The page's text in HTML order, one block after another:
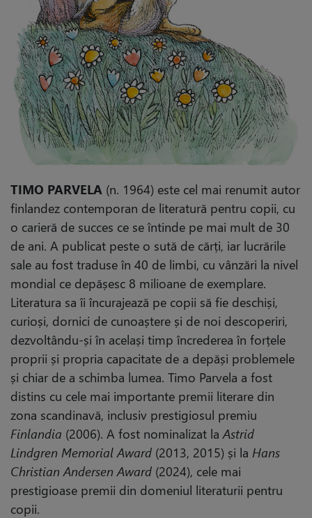
TIMO PARVELA (n. 1964) este cel mai renumit autor
finlandez contemporan de literatură pentru copii, cu
o carieră de succes ce se întinde pe mai mult de 30
de ani. A publicat peste o sută de cărți, iar lucrările
sale au fost traduse în 40 de limbi, cu vânzări la nivel
mondial ce depășesc 8 milioane de exemplare.
Literatura sa îi încurajează pe copii să fie deschiși,
curioși, dornici de cunoaștere și de noi descoperiri,
dezvoltându-și în același timp încrederea în forțele
proprii și propria capacitate de a depăși problemele
și chiar de a schimba lumea. Timo Parvela a fost
distins cu cele mai importante premii literare din
zona scandinavă, inclusiv prestigiosul premiu
Finlandia (2006). A fost nominalizat la Astrid
Lindgren Memorial Award (2013, 2015) și la Hans
Christian Andersen Award (2024), cele mai
prestigioase premii din domeniul literaturii pentru
copii.